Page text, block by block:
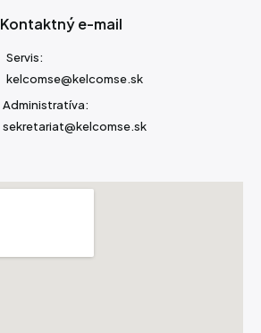
Kontaktný e-mail
Servis:
kelcomse@kelcomse.sk
Administratíva:
sekretariat@kelcomse.sk